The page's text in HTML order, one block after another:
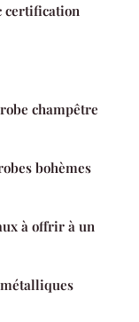
certification
champêtre
bohèmes
à offrir à un